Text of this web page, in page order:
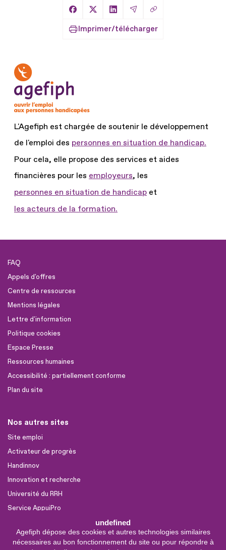
undefined
Agefiph dépose des cookies et autres technologies similaires
nécessaires au bon fonctionnement du site ou pour répondre à
Partager sur Facebook
Partager sur X
Partager sur LinkedIn
Partager par Email
Copier le lien
Imprimer/télécharger
L'Agefiph est chargée de soutenir le développement
de l'emploi des personnes en situation de handicap.
Pour cela, elle propose des services et aides
financières pour les employeurs, les
personnes en situation de handicap et
les acteurs de la formation.
FAQ
Appels d'offres
Centre de ressources
Mentions légales
Lettre d'information
Politique cookies
Espace Presse
Ressources humaines
Accessibilité : partiellement conforme
Plan du site
Nos autres sites
Site emploi
Activateur de progrès
Handinnov
Innovation et recherche
Université du RRH
Service AppuiPro
Nous suivre